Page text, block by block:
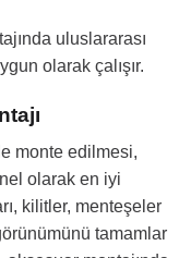
uluslararası
olarak çalışır.
monte edilmesi,
olarak en iyi
kilitler, menteşeler
tamamlar